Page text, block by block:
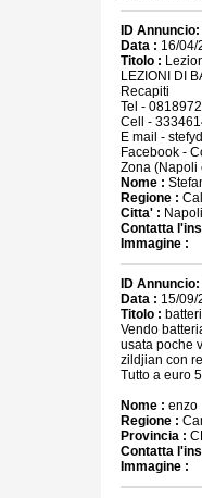
ID Annuncio:
Data : 16/04/
Titolo :
LEZIONI DI
Recapiti
Tel -
Cell -
E mail -
Facebook -
Zona (Napoli
Nome :
Regione :
Citta' :
Contatta
Immagine :
ID Annuncio:
Data : 15/09/
Titolo :
Vendo
usata poche
zildjian con
Tutto a euro
Nome : enzo
Regione :
Provincia :
Contatta
Immagine :